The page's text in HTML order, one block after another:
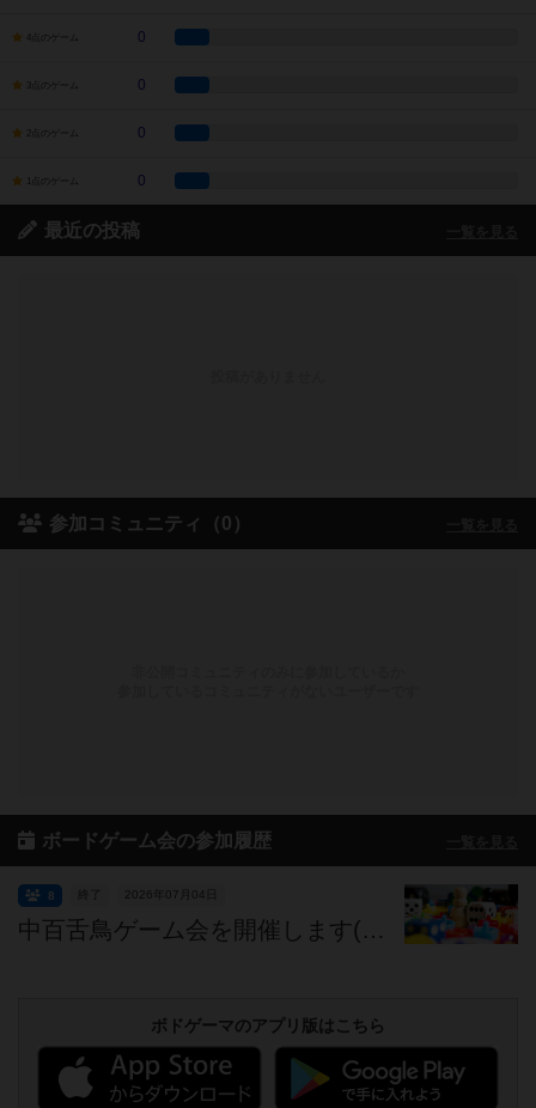
4点のゲーム 0
3点のゲーム 0
2点のゲーム 0
1点のゲーム 0
最近の投稿
参加コミュニティ（0）
ボードゲーム会の参加履歴
中百舌鳥ゲーム会を開催します(第156回)
終了 2026年07月04日
8
ボドゲーマのアプリ版はこちら